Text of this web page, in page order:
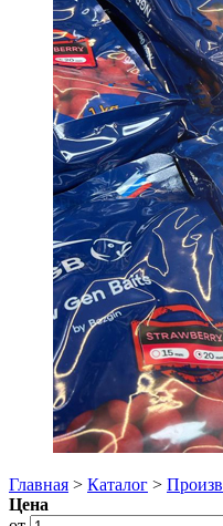
Главная > Каталог >
Цена